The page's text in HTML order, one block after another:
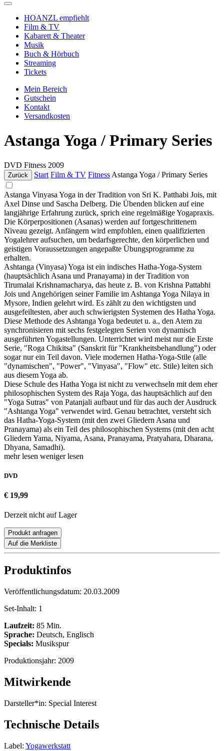
HOANZL empfiehlt
Film & TV
Kabarett & Theater
Musik
Buch & Hörbuch
Streaming
Tickets
Mein Bereich
Gutschein
Kontakt
Versandkosten
Astanga Yoga / Primary Series
DVD Fitness 2009
Zurück Start Film & TV Fitness Astanga Yoga / Primary Series
Astanga Vinyasa Yoga in der Tradition von Sri K. Patthabi Jois, mit
Axel Dinse und Sascha Delberg. Die Übenden blicken auf eine
langjährige Erfahrung zurück, sprich eine regelmäßige Yogapraxis.
Die Körperpositionen (Asanas) werden auf fortgeschrittenem
Niveau gezeigt. Anfängern wird empfohlen, einen qualifizierten
Yogalehrer aufsuchen, um bedarfsgerechte, den körperlichen und
geistigen Voraussetzungen angepaßte Übungsprogramme zu
erhalten.
Ashtanga (Vinyasa) Yoga ist ein indisches Hatha-Yoga-System
(hauptsächlich Asana und Pranayama) in der Tradition von
Tirumalai Krishnamacharya, das heute z. B. von Krishna Pattabhi
Jois und Angehörigen seiner Familie im Ashtanga Yoga Nilaya in
Mysore, Indien gelehrt wird. Es zählt zu den wichtigsten und
ausgefeiltesten, aber auch schwierigsten Systemen des Hatha Yoga.
Diese Methode des Ashtanga Yoga bedeutet u. a., den Atem zu
synchronisieren mit sechs festgelegten Serien von dynamisch
ausgeführten Yogastellungen. Unterrichtet wird meist nur die Erste
Serie, "Roga Chikitsa" (Sanskrit für "Krankheitsbehandlung") oder
sogar nur ein Teil davon. Viele modernen Hatha-Yoga-Stile (alle
"dynamischen", "Power", "Vinyasa", "Flow" etc. Stile) leiten sich
aus diesem Yoga ab.
Diese Schule des Hatha Yoga ist nicht zu verwechseln mit dem eher
philosophischen System des Raja Yoga, das hauptsächlich auf den
"Yoga Sutras" von Patanjali aufbaut und für das auch der Ausdruck
"Ashtanga Yoga" verwendet wird. Genau betrachtet, versteht sich
das Hatha-Yoga-System (mit den zwei Gliedern Asana und
Pranayama) als ein Teil des philosophischen Systems (mit den acht
Gliedern Yama, Niyama, Asana, Pranayama, Pratyahara, Dharana,
Dhyana, Samadhi).
mehr lesen weniger lesen
DVD
€ 19,99
Derzeit nicht auf Lager
Produkt anfragen
Auf die Merkliste
Produktinfos
Veröffentlichungsdatum: 20.03.2009
Set-Inhalt: 1
Laufzeit: 85 Min.
Sprache: Deutsch, Englisch
Specials: Musikspur
Produktionsjahr: 2009
Mitwirkende
Darsteller*in: Special Interest
Technische Details
Label: Yogawerkstatt